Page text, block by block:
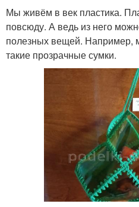
Мы живём в век пластика.
повсюду. А ведь из него
полезных вещей. Например,
такие прозрачные сумки.